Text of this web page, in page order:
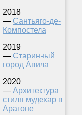
2018
— Сантьяго-де-
Компостела
2019
— Старинный
город Авила
2020
— Архитектура
стиля мудехар в
Арагоне